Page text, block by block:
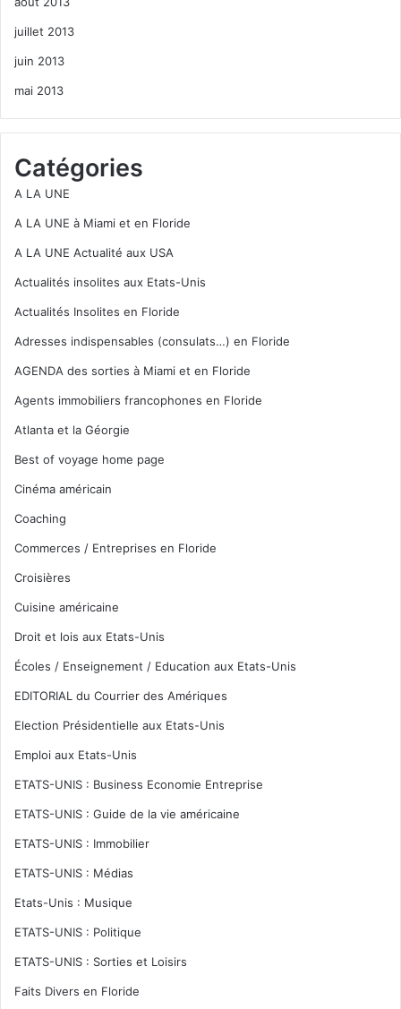
juillet 2013
juin 2013
mai 2013
Catégories
A LA UNE
A LA UNE à Miami et en Floride
A LA UNE Actualité aux USA
Actualités insolites aux Etats-Unis
Actualités Insolites en Floride
Adresses indispensables (consulats…) en Floride
AGENDA des sorties à Miami et en Floride
Agents immobiliers francophones en Floride
Atlanta et la Géorgie
Best of voyage home page
Cinéma américain
Coaching
Commerces / Entreprises en Floride
Croisières
Cuisine américaine
Droit et lois aux Etats-Unis
Écoles / Enseignement / Education aux Etats-Unis
EDITORIAL du Courrier des Amériques
Election Présidentielle aux Etats-Unis
Emploi aux Etats-Unis
ETATS-UNIS : Business Economie Entreprise
ETATS-UNIS : Guide de la vie américaine
ETATS-UNIS : Immobilier
ETATS-UNIS : Médias
Etats-Unis : Musique
ETATS-UNIS : Politique
ETATS-UNIS : Sorties et Loisirs
Faits Divers en Floride